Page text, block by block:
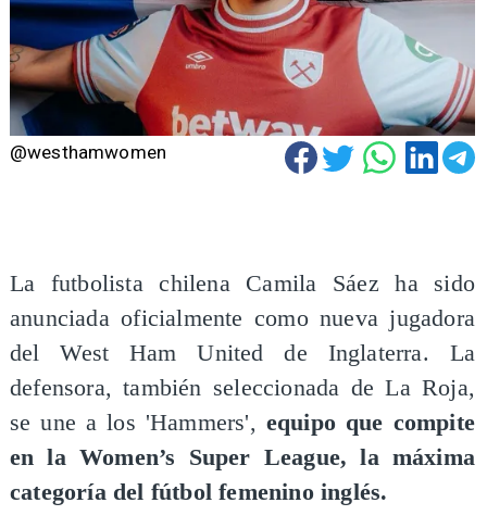
@westhamwomen
La futbolista chilena Camila Sáez ha sido
anunciada oficialmente como nueva jugadora
del West Ham United de Inglaterra. La
defensora, también seleccionada de La Roja,
se une a los 'Hammers', equipo que compite
en la Women’s Super League, la máxima
categoría del fútbol femenino inglés.